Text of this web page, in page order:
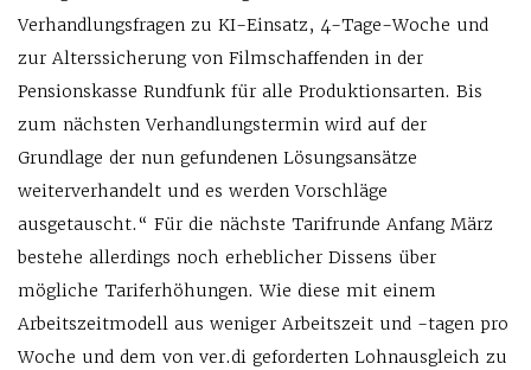
Verhandlungsfragen zu KI-Einsatz, 4-Tage-Woche und
zur Alterssicherung von Filmschaffenden in der
Pensionskasse Rundfunk für alle Produktionsarten. Bis
zum nächsten Verhandlungstermin wird auf der
Grundlage der nun gefundenen Lösungsansätze
weiterverhandelt und es werden Vorschläge
ausgetauscht.“ Für die nächste Tarifrunde Anfang März
bestehe allerdings noch erheblicher Dissens über
mögliche Tariferhöhungen. Wie diese mit einem
Arbeitszeitmodell aus weniger Arbeitszeit und -tagen pro
Woche und dem von ver.di geforderten Lohnausgleich zu